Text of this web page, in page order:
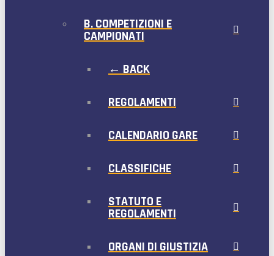
B. COMPETIZIONI E
CAMPIONATI
← BACK
REGOLAMENTI
CALENDARIO GARE
CLASSIFICHE
STATUTO E
REGOLAMENTI
ORGANI DI GIUSTIZIA